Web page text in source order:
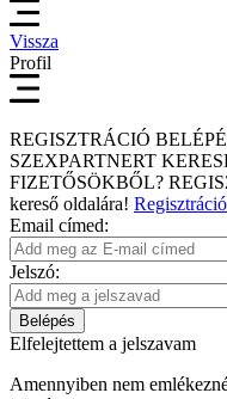
Vissza
Profil
REGISZTRÁCIÓ
SZEXPARTNERT
FIZETŐSÖKBŐL?
kereső oldalára! Regisztráció
Email címed:
Jelszó:
Belépés
Elfelejtettem a jelszavam
Amennyiben nem